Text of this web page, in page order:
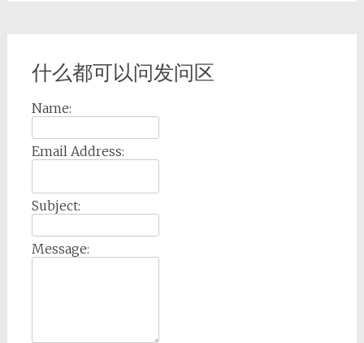
什么都可以问发问区
Name:
Email Address:
Subject:
Message: